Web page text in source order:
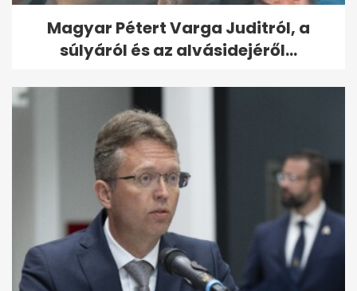
Magyar Pétert Varga Juditról, a
súlyáról és az alvásidejéről...